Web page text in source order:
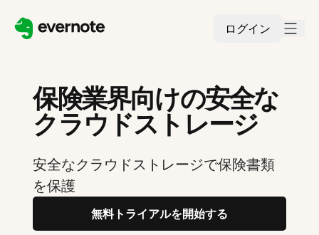
ログイン
保険業界向けの安全な
クラウドストレージ
安全なクラウドストレージで保険書類
を保護
無料トライアルを開始する